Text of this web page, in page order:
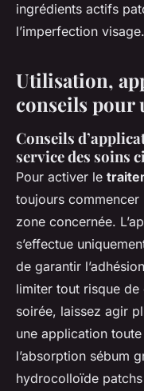
ingrédients actifs
l’imperfection visage.
Utilisation,
conseils pour
Conseils
service des soins
Pour activer le
toujours commencer
zone concernée.
s’effectue
de garantir
limiter tout risque de
soirée, laissez agir
une application
l’absorption sébum
hydrocolloïde